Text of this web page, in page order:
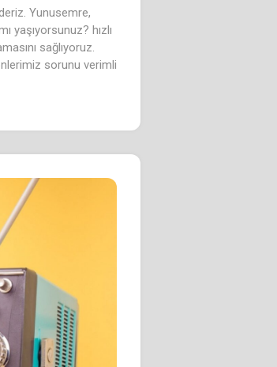
Yunusemre,
yaşıyorsunuz? hızlı
sağlıyoruz.
sorunu verimli